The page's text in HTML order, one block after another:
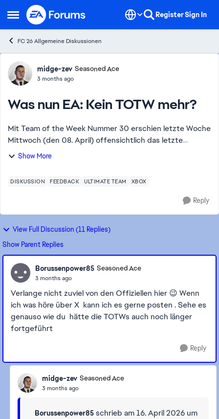
Open Side Menu
Skip to content RegisterSign In
FC 26 Allgemeine Diskussionen
Forum Discussion
midge-zev Seasoned Ace
3 months ago
Was nun EA: Kein TOTW mehr?
Mit Team of the Week Nummer 30 erschien letzte Woche
Mittwoch (den 08. April) offensichtlich das letzte
TOTW!? Mit dem gestrigen Mittwochabend blieb ein
Show More
DISKUSSION FEEDBACK ULTIMATE TEAM XBOX
Reply
View Full Discussion (11 Replies)
Show Parent Replies
Borussenpower85 Seasoned Ace
3 months ago
Verlange nicht zuviel von den Offiziellen hier 😉 Wenn
ich was höre über X kann ich es gerne posten . Sehe es
genauso wie du hätte die TOTWs auch noch länger
fortgeführt
Reply
midge-zev Seasoned Ace
3 months ago
Borussenpower85 schrieb am 16. April 2026 um